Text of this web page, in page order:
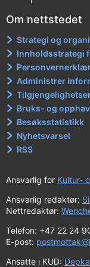
Om nettstedet
Strategi og
Innholdsstrategi
Administrer
Bruks- og
Besøksstatistikk
Nyhetsvarsel
RSS
Ansvarlig for Kultur-
Ansvarlig redaktør:
Nettredaktør:
Telefon: +47 22 24
E-post:
Ansatte i KUD: